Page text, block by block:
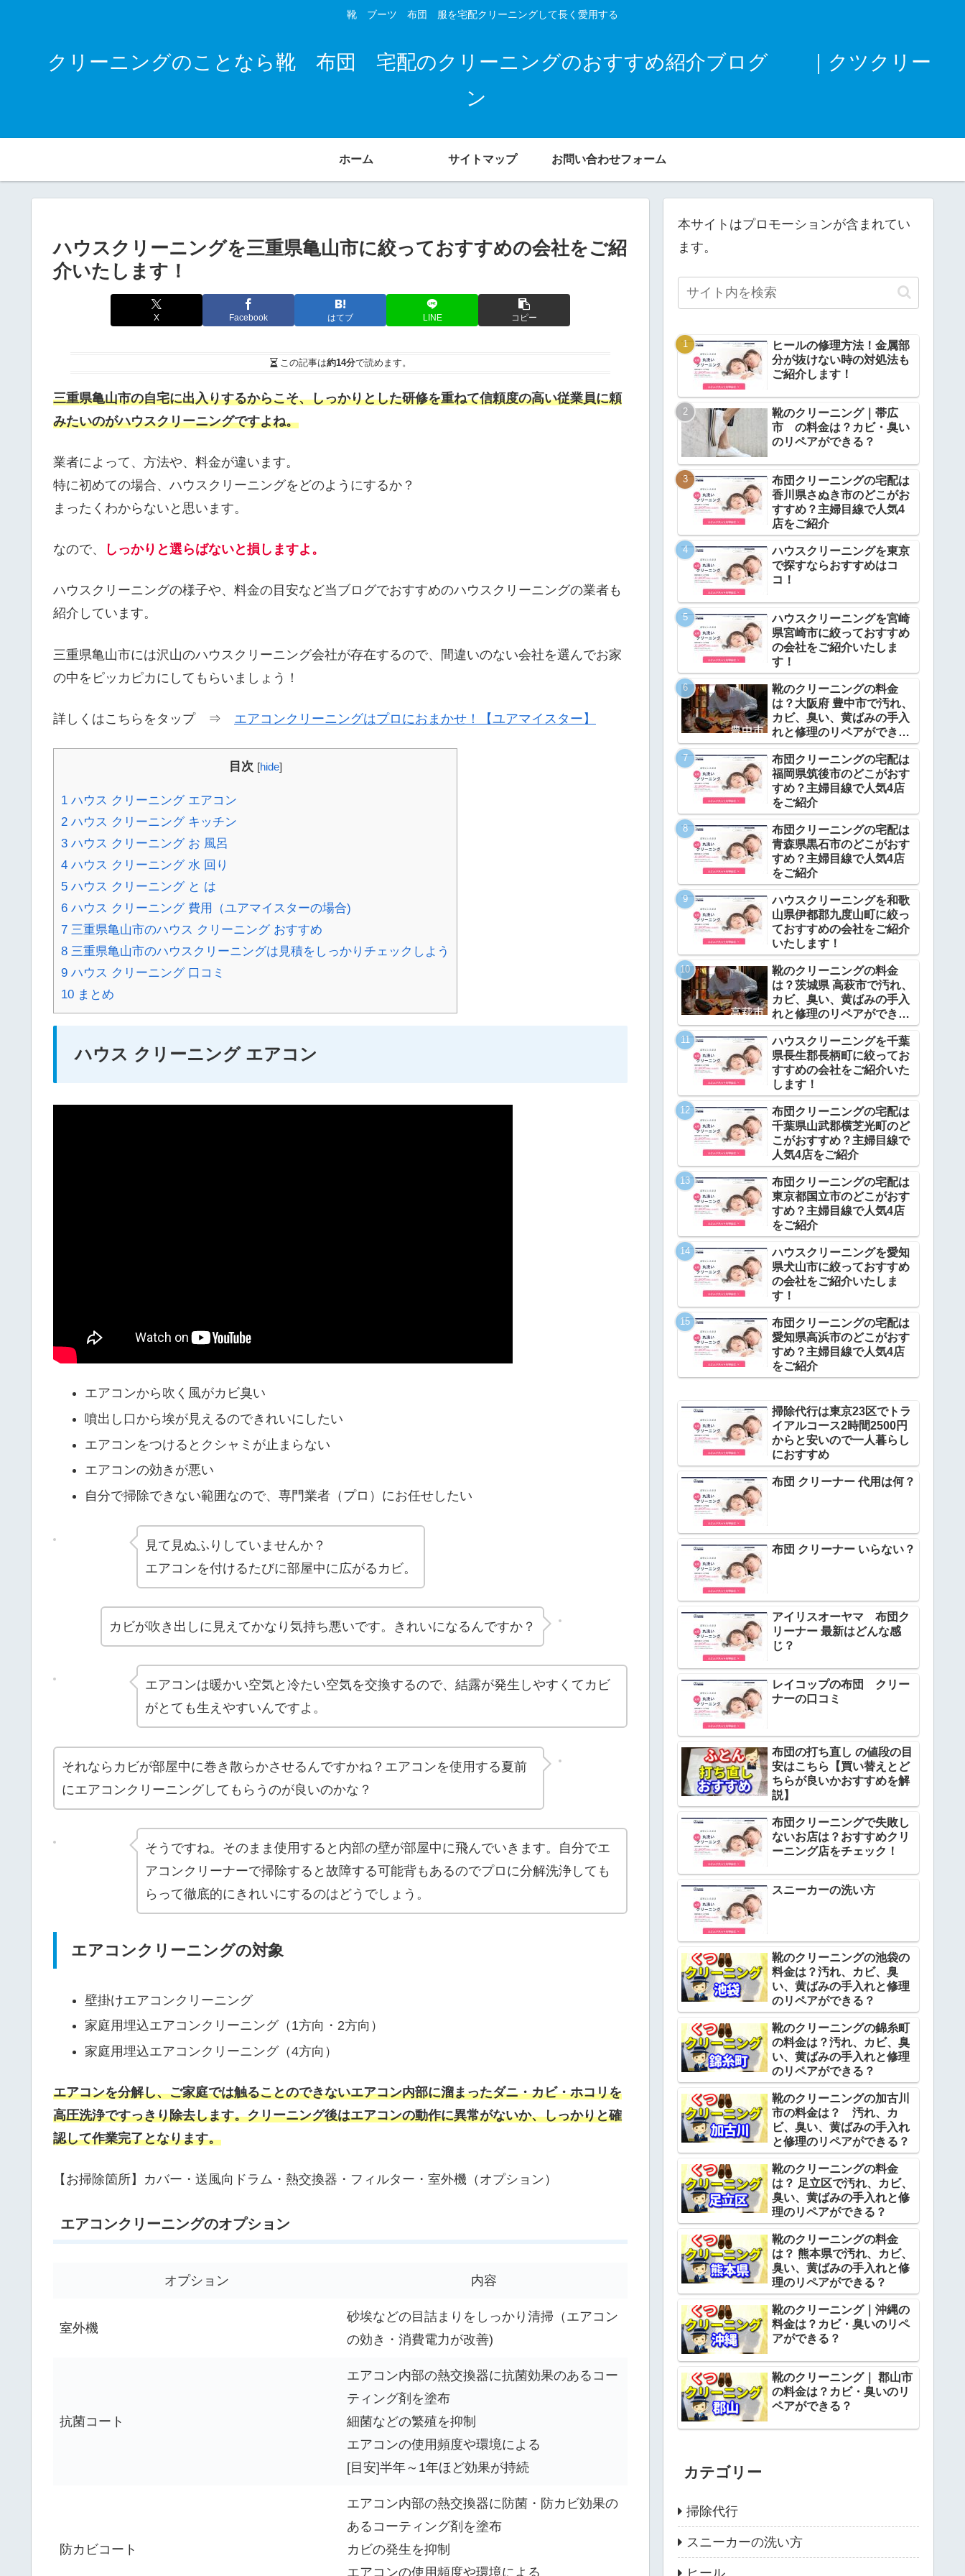
靴 ブーツ 布団 服を宅配クリーニングして長く愛用する
クリーニングのことなら靴 布団 宅配のクリーニングのおすすめ紹介ブログ ｜クツクリー
ン
ホーム サイトマップ お問い合わせフォーム
ハウスクリーニングを三重県亀山市に絞っておすすめの会社をご紹
介いたします！
X Facebook はてブ LINE コピー
この記事は約14分で読めます。
三重県亀山市の自宅に出入りするからこそ、しっかりとした研修を重ねて信頼度の高い従業員に頼
みたいのがハウスクリーニングですよね。
業者によって、方法や、料金が違います。
特に初めての場合、ハウスクリーニングをどのようにするか？
まったくわからないと思います。
なので、 しっかりと選らばないと損しますよ。
ハウスクリーニングの様子や、料金の目安など当ブログでおすすめのハウスクリーニングの業者も
紹介しています。
三重県亀山市には沢山のハウスクリーニング会社が存在するので、間違いのない会社を選んでお家
の中をピッカピカにしてもらいましょう！
詳しくはこちらをタップ ⇒ エアコンクリーニングはプロにおまかせ！【ユアマイスター】
目次 [hide]
1 ハウス クリーニング エアコン
2 ハウス クリーニング キッチン
3 ハウス クリーニング お 風呂
4 ハウス クリーニング 水 回り
5 ハウス クリーニング と は
6 ハウス クリーニング 費用（ユアマイスターの場合)
7 三重県亀山市のハウス クリーニング おすすめ
8 三重県亀山市のハウスクリーニングは見積をしっかりチェックしよう
9 ハウス クリーニング 口コミ
10 まとめ
ハウス クリーニング エアコン
エアコンから吹く風がカビ臭い
噴出し口から埃が見えるのできれいにしたい
エアコンをつけるとクシャミが止まらない
エアコンの効きが悪い
自分で掃除できない範囲なので、専門業者（プロ）にお任せしたい
見て見ぬふりしていませんか？
エアコンを付けるたびに部屋中に広がるカビ。
カビが吹き出しに見えてかなり気持ち悪いです。きれいになるんですか？
エアコンは暖かい空気と冷たい空気を交換するので、結露が発生しやすくてカビ
がとても生えやすいんですよ。
それならカビが部屋中に巻き散らかさせるんですかね？エアコンを使用する夏前
にエアコンクリーニングしてもらうのが良いのかな？
そうですね。そのまま使用すると内部の壁が部屋中に飛んでいきます。自分でエ
アコンクリーナーで掃除すると故障する可能背もあるのでプロに分解洗浄しても
らって徹底的にきれいにするのはどうでしょう。
エアコンクリーニングの対象
壁掛けエアコンクリーニング
家庭用埋込エアコンクリーニング（1方向・2方向）
家庭用埋込エアコンクリーニング（4方向）
エアコンを分解し、ご家庭では触ることのできないエアコン内部に溜まったダニ・カビ・ホコリを
高圧洗浄ですっきり除去します。クリーニング後はエアコンの動作に異常がないか、しっかりと確
認して作業完了となります。
【お掃除箇所】カバー・送風向ドラム・熱交換器・フィルター・室外機（オプション）
エアコンクリーニングのオプション
オプション 内容
室外機
砂埃などの目詰まりをしっかり清掃（エアコン
の効き・消費電力が改善)
抗菌コート
エアコン内部の熱交換器に抗菌効果のあるコー
ティング剤を塗布
細菌などの繁殖を抑制
エアコンの使用頻度や環境による
[目安]半年～1年ほど効果が持続
防カビコート
エアコン内部の熱交換器に防菌・防カビ効果の
あるコーティング剤を塗布
カビの発生を抑制
エアコンの使用頻度や環境による
本サイトはプロモーションが含まれてい
ます。
ヒールの修理方法！金属部
分が抜けない時の対処法も
ご紹介します！
靴のクリーニング｜帯広
市 の料金は？カビ・臭い
のリペアができる？
布団クリーニングの宅配は
香川県さぬき市のどこがお
すすめ？主婦目線で人気4
店をご紹介
ハウスクリーニングを東京
で探すならおすすめはコ
コ！
ハウスクリーニングを宮崎
県宮崎市に絞っておすすめ
の会社をご紹介いたしま
す！
靴のクリーニングの料金
は？大阪府 豊中市で汚れ、
カビ、臭い、黄ばみの手入
れと修理のリペアができ
る？
布団クリーニングの宅配は
福岡県筑後市のどこがおす
すめ？主婦目線で人気4店
をご紹介
布団クリーニングの宅配は
青森県黒石市のどこがおす
すめ？主婦目線で人気4店
をご紹介
ハウスクリーニングを和歌
山県伊都郡九度山町に絞っ
ておすすめの会社をご紹介
いたします！
靴のクリーニングの料金
は？茨城県 高萩市で汚れ、
カビ、臭い、黄ばみの手入
れと修理のリペアができ
る？
ハウスクリーニングを千葉
県長生郡長柄町に絞ってお
すすめの会社をご紹介いた
します！
布団クリーニングの宅配は
千葉県山武郡横芝光町のど
こがおすすめ？主婦目線で
人気4店をご紹介
布団クリーニングの宅配は
東京都国立市のどこがおす
すめ？主婦目線で人気4店
をご紹介
ハウスクリーニングを愛知
県犬山市に絞っておすすめ
の会社をご紹介いたしま
す！
布団クリーニングの宅配は
愛知県高浜市のどこがおす
すめ？主婦目線で人気4店
をご紹介
掃除代行は東京23区でトラ
イアルコース2時間2500円
からと安いので一人暮らし
におすすめ
布団 クリーナー 代用は何？
布団 クリーナー いらない？
アイリスオーヤマ 布団ク
リーナー 最新はどんな感
じ？
レイコップの布団 クリー
ナーの口コミ
布団の打ち直し の値段の目
安はこちら【買い替えとど
ちらが良いかおすすめを解
説】
布団クリーニングで失敗し
ないお店は？おすすめクリ
ーニング店をチェック！
スニーカーの洗い方
靴のクリーニングの池袋の
料金は？汚れ、カビ、臭
い、黄ばみの手入れと修理
のリペアができる？
靴のクリーニングの錦糸町
の料金は？汚れ、カビ、臭
い、黄ばみの手入れと修理
のリペアができる？
靴のクリーニングの加古川
市の料金は？ 汚れ、カ
ビ、臭い、黄ばみの手入れ
と修理のリペアができる？
靴のクリーニングの料金
は？ 足立区で汚れ、カビ、
臭い、黄ばみの手入れと修
理のリペアができる？
靴のクリーニングの料金
は？ 熊本県で汚れ、カビ、
臭い、黄ばみの手入れと修
理のリペアができる？
靴のクリーニング｜沖縄の
料金は？カビ・臭いのリペ
アができる？
靴のクリーニング｜ 郡山市
の料金は？カビ・臭いのリ
ペアができる？
カテゴリー
掃除代行
スニーカーの洗い方
ヒール